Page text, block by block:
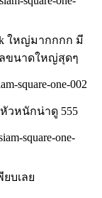
ใหญ่มากกกก มี
ขนาดใหญ่สุดๆ
วหนักน่าดู 555
บเลย